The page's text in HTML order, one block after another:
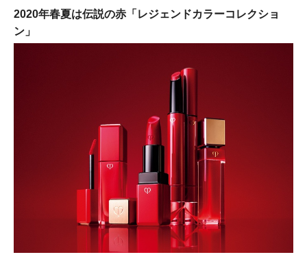
2020年春夏は伝説の赤「レジェンドカラーコレクショ
ン」